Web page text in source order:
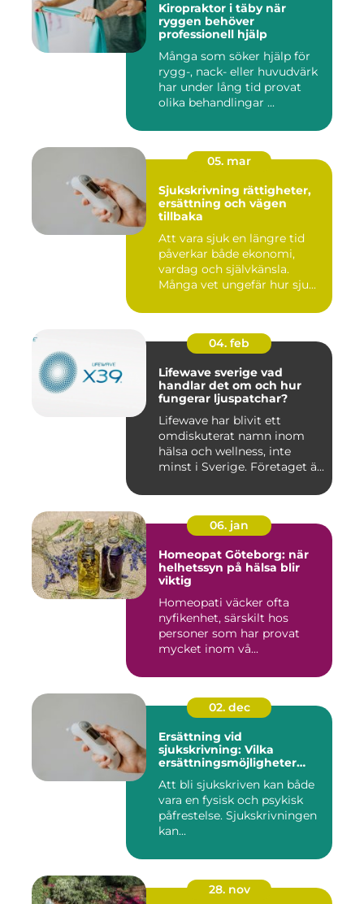
Kiropraktor i täby när
ryggen behöver
professionell hjälp
Många som söker hjälp för
rygg-, nack- eller huvudvärk
har under lång tid provat
olika behandlingar ...
05. mar
Sjukskrivning rättigheter,
ersättning och vägen
tillbaka
Att vara sjuk en längre tid
påverkar både ekonomi,
vardag och självkänsla.
Många vet ungefär hur sju...
04. feb
Lifewave sverige vad
handlar det om och hur
fungerar ljuspatchar?
Lifewave har blivit ett
omdiskuterat namn inom
hälsa och wellness, inte
minst i Sverige. Företaget ä...
06. jan
Homeopat Göteborg: när
helhetssyn på hälsa blir
viktig
Homeopati väcker ofta
nyfikenhet, särskilt hos
personer som har provat
mycket inom vå...
02. dec
Ersättning vid
sjukskrivning: Vilka
ersättningsmöjligheter
Att bli sjukskriven kan både
vara en fysisk och psykisk
påfrestelse. Sjukskrivningen
kan...
28. nov